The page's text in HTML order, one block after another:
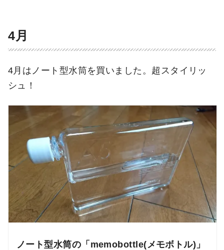
4月
4月はノート型水筒を買いました。超スタイリッ
シュ！
ノート型水筒の「memobottle(メモボトル)」